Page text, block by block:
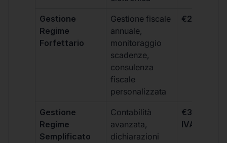
Gestione
Regime
Forfettario
Gestione fiscale
annuale,
monitoraggio
scadenze,
consulenza
fiscale
personalizzata
€264 +
Gestione
Regime
Semplificato
Contabilità
avanzata,
dichiarazioni
€333 +
IVA/